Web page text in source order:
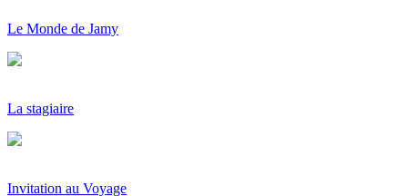
Le Monde de Jamy
La stagiaire
Invitation au Voyage